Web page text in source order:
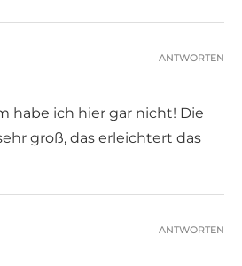
habe ich hier gar nicht! Die
groß, das erleichtert das
ANTWORTEN
ANTWORTEN